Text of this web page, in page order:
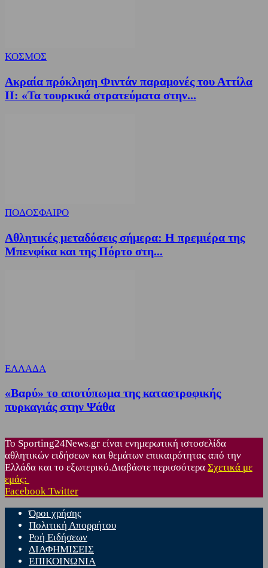
ΚΟΣΜΟΣ
Ακραία πρόκληση Φιντάν παραμονές του Αττίλα
ΙΙ: «Τα τουρκικά στρατεύματα στην...
ΠΟΔΟΣΦΑΙΡΟ
Αθλητικές μεταδόσεις σήμερα: Η πρεμιέρα της
Μπενφίκα και της Πόρτο στη...
ΕΛΛΑΔΑ
«Βαρύ» το αποτύπωμα της καταστροφικής
πυρκαγιάς στην Ψάθα
Το Sporting24News.gr είναι ενημερωτική ιστοσελίδα
αθλητικών ειδήσεων και θεμάτων επικαιρότητας από την
Ελλάδα και το εξωτερικό.Διαβάστε περισσότερα Σχετικά με
εμάς:
Facebook Twitter
Όροι χρήσης
Πολιτική Απορρήτου
Ροή Ειδήσεων
ΔΙΑΦΗΜΙΣΕΙΣ
ΕΠΙΚΟΙΝΩΝΙΑ